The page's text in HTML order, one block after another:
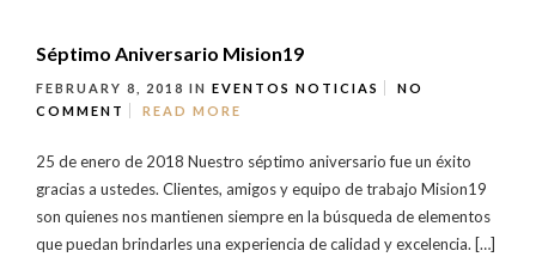
Séptimo Aniversario Mision19
FEBRUARY 8, 2018 IN EVENTOS NOTICIAS
NO
COMMENT
READ MORE
25 de enero de 2018 Nuestro séptimo aniversario fue un éxito
gracias a ustedes. Clientes, amigos y equipo de trabajo Mision19
son quienes nos mantienen siempre en la búsqueda de elementos
que puedan brindarles una experiencia de calidad y excelencia. […]